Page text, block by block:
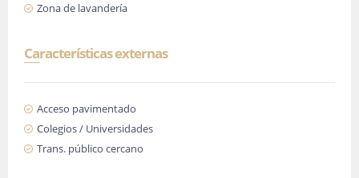
Zona de lavandería
Características externas
Acceso pavimentado
Colegios / Universidades
Trans. público cercano